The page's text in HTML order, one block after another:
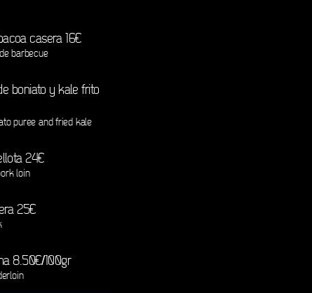
casera 16€
barbecue
boniato y kale frito
puree and fried kale
24€
loin
25€
8.50€/100gr